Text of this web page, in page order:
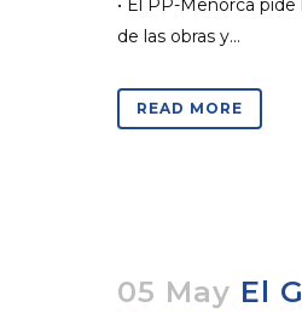
• El PP-Menorca pide
de las obras y...
READ MORE
05 May El